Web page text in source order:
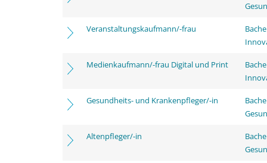
Veranstaltungskaufmann/-frau
Medienkaufmann/-frau Digital und Print
Gesundheits- und Krankenpfleger/-in
Altenpfleger/-in